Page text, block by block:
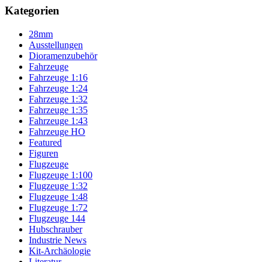
Kategorien
28mm
Ausstellungen
Dioramenzubehör
Fahrzeuge
Fahrzeuge 1:16
Fahrzeuge 1:24
Fahrzeuge 1:32
Fahrzeuge 1:35
Fahrzeuge 1:43
Fahrzeuge HO
Featured
Figuren
Flugzeuge
Flugzeuge 1:100
Flugzeuge 1:32
Flugzeuge 1:48
Flugzeuge 1:72
Flugzeuge 144
Hubschrauber
Industrie News
Kit-Archäologie